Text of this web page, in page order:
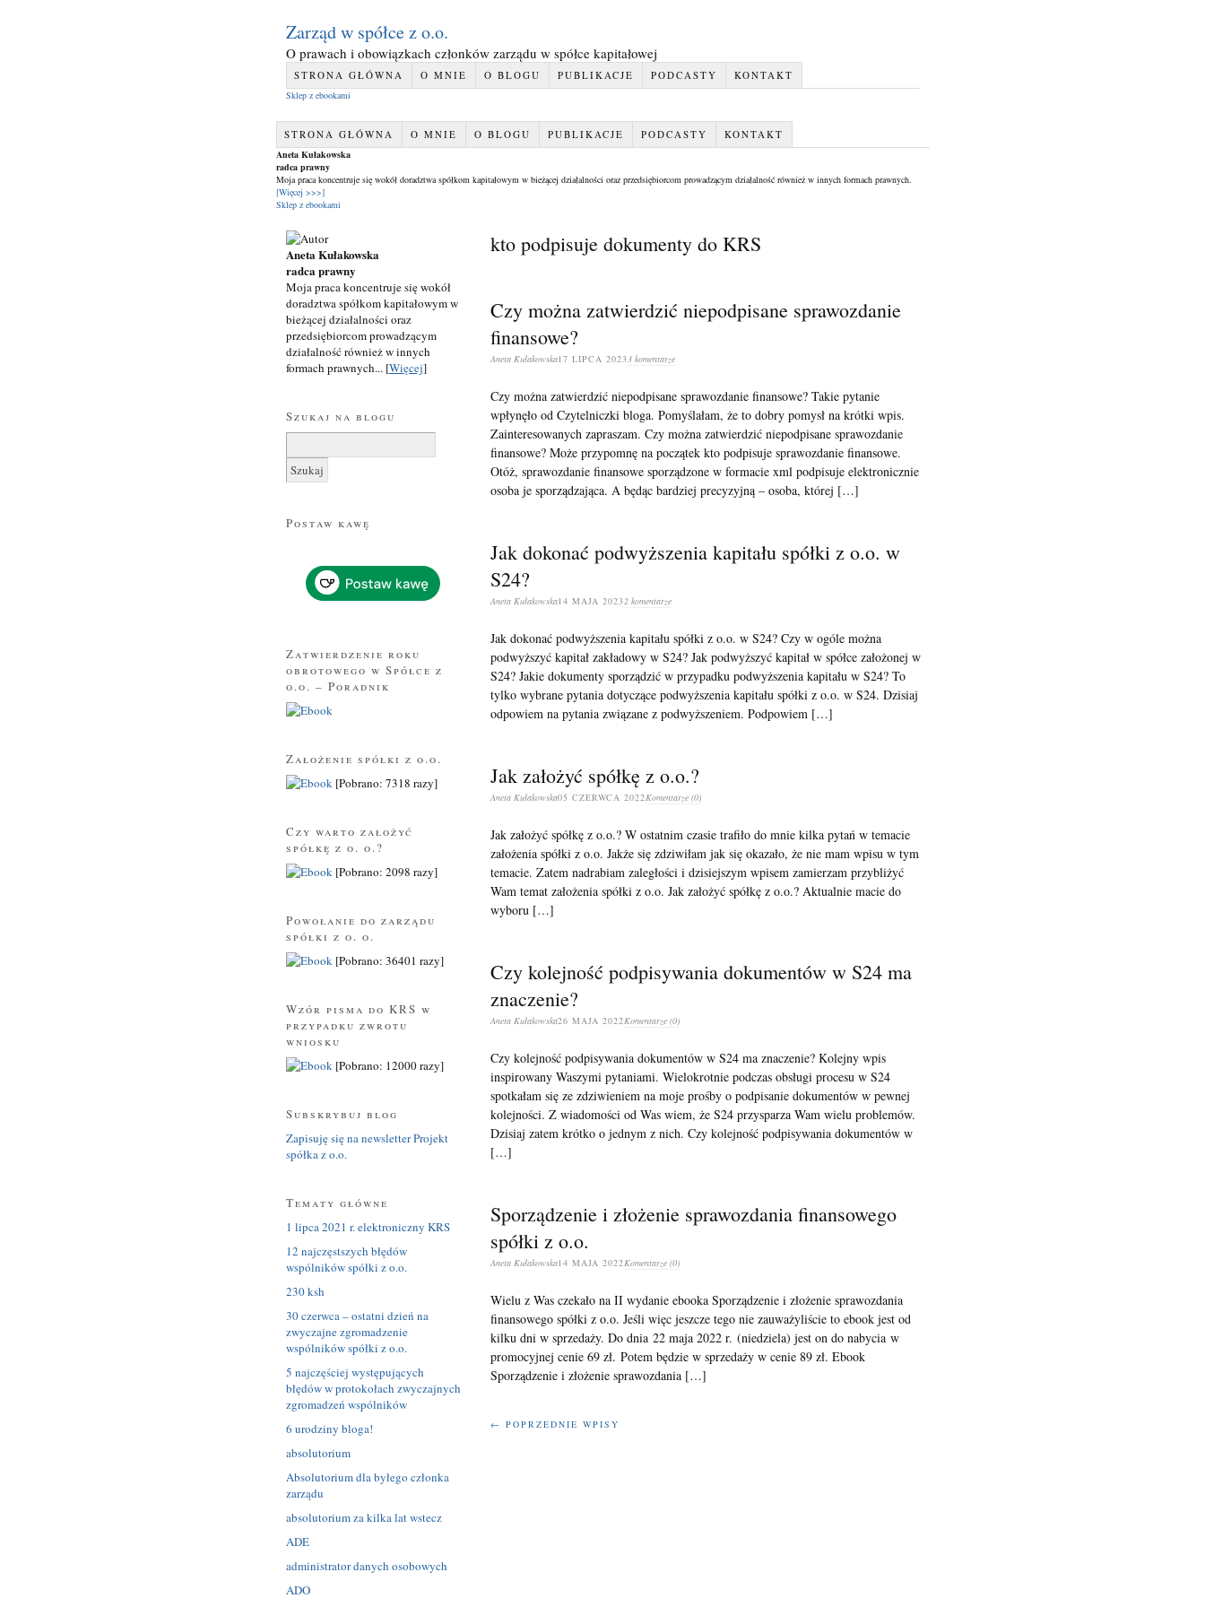
Zarząd w spółce z o.o.
O prawach i obowiązkach członków zarządu w spółce kapitałowej
STRONA GŁÓWNA O MNIE O BLOGU PUBLIKACJE PODCASTY KONTAKT
Sklep z ebookami
STRONA GŁÓWNA O MNIE O BLOGU PUBLIKACJE PODCASTY KONTAKT
Aneta Kułakowska
radca prawny
Moja praca koncentruje się wokół doradztwa spółkom kapitałowym w bieżącej działalności oraz przedsiębiorcom prowadzącym działalność również w innych formach prawnych.
[Więcej >>>]
Sklep z ebookami
kto podpisuje dokumenty do KRS
Czy można zatwierdzić niepodpisane sprawozdanie
finansowe?
Aneta Kułakowska17 LIPCA 20233 komentarze
Czy można zatwierdzić niepodpisane sprawozdanie finansowe? Takie pytanie
wpłynęło od Czytelniczki bloga. Pomyślałam, że to dobry pomysł na krótki wpis.
Zainteresowanych zapraszam. Czy można zatwierdzić niepodpisane sprawozdanie
finansowe? Może przypomnę na początek kto podpisuje sprawozdanie finansowe.
Otóż, sprawozdanie finansowe sporządzone w formacie xml podpisuje elektronicznie
osoba je sporządzająca. A będąc bardziej precyzyjną – osoba, której […]
Jak dokonać podwyższenia kapitału spółki z o.o. w
S24?
Aneta Kułakowska14 MAJA 20232 komentarze
Jak dokonać podwyższenia kapitału spółki z o.o. w S24? Czy w ogóle można
podwyższyć kapitał zakładowy w S24? Jak podwyższyć kapitał w spółce założonej w
S24? Jakie dokumenty sporządzić w przypadku podwyższenia kapitału w S24? To
tylko wybrane pytania dotyczące podwyższenia kapitału spółki z o.o. w S24. Dzisiaj
odpowiem na pytania związane z podwyższeniem. Podpowiem […]
Jak założyć spółkę z o.o.?
Aneta Kułakowska05 CZERWCA 2022Komentarze (0)
Jak założyć spółkę z o.o.? W ostatnim czasie trafiło do mnie kilka pytań w temacie
założenia spółki z o.o. Jakże się zdziwiłam jak się okazało, że nie mam wpisu w tym
temacie. Zatem nadrabiam zaległości i dzisiejszym wpisem zamierzam przybliżyć
Wam temat założenia spółki z o.o. Jak założyć spółkę z o.o.? Aktualnie macie do
wyboru […]
Czy kolejność podpisywania dokumentów w S24 ma
znaczenie?
Aneta Kułakowska26 MAJA 2022Komentarze (0)
Czy kolejność podpisywania dokumentów w S24 ma znaczenie? Kolejny wpis
inspirowany Waszymi pytaniami. Wielokrotnie podczas obsługi procesu w S24
spotkałam się ze zdziwieniem na moje prośby o podpisanie dokumentów w pewnej
kolejności. Z wiadomości od Was wiem, że S24 przysparza Wam wielu problemów.
Dzisiaj zatem krótko o jednym z nich. Czy kolejność podpisywania dokumentów w
[…]
Sporządzenie i złożenie sprawozdania finansowego
spółki z o.o.
Aneta Kułakowska14 MAJA 2022Komentarze (0)
Wielu z Was czekało na II wydanie ebooka Sporządzenie i złożenie sprawozdania
finansowego spółki z o.o. Jeśli więc jeszcze tego nie zauważyliście to ebook jest od
kilku dni w sprzedaży. Do dnia 22 maja 2022 r. (niedziela) jest on do nabycia w
promocyjnej cenie 69 zł. Potem będzie w sprzedaży w cenie 89 zł. Ebook
Sporządzenie i złożenie sprawozdania […]
← POPRZEDNIE WPISY
Aneta Kułakowska
radca prawny
Moja praca koncentruje się wokół
doradztwa spółkom kapitałowym w
bieżącej działalności oraz
przedsiębiorcom prowadzącym
działalność również w innych
formach prawnych... [Więcej]
Szukaj na blogu
Postaw kawę
Zatwierdzenie roku
obrotowego w Spółce z
o.o. – Poradnik
Założenie spółki z o.o.
[Pobrano: 7318 razy]
Czy warto założyć
spółkę z o. o.?
[Pobrano: 2098 razy]
Powołanie do zarządu
spółki z o. o.
[Pobrano: 36401 razy]
Wzór pisma do KRS w
przypadku zwrotu
wniosku
[Pobrano: 12000 razy]
Subskrybuj blog
Zapisuję się na newsletter Projekt
spółka z o.o.
Tematy główne
1 lipca 2021 r. elektroniczny KRS
12 najczęstszych błędów
wspólników spółki z o.o.
230 ksh
30 czerwca – ostatni dzień na
zwyczajne zgromadzenie
wspólników spółki z o.o.
5 najczęściej występujących
błędów w protokołach zwyczajnych
zgromadzeń wspólników
6 urodziny bloga!
absolutorium
Absolutorium dla byłego członka
zarządu
absolutorium za kilka lat wstecz
ADE
administrator danych osobowych
ADO